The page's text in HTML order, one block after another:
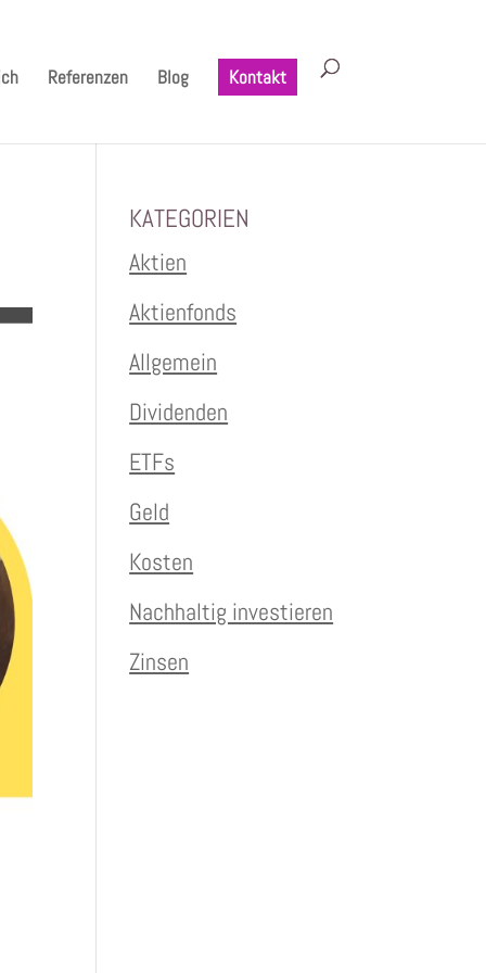
Referenzen Blog Kontakt
KATEGORIEN
Aktien
Aktienfonds
Allgemein
Dividenden
ETFs
Geld
Kosten
Nachhaltig investieren
Zinsen